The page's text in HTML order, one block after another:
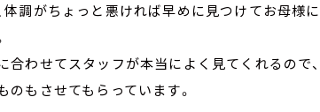
体調がちょっと悪ければ早めに見つけてお母様
合わせてスタッフが本当によく見てくれるので
のもさせてもらっています。